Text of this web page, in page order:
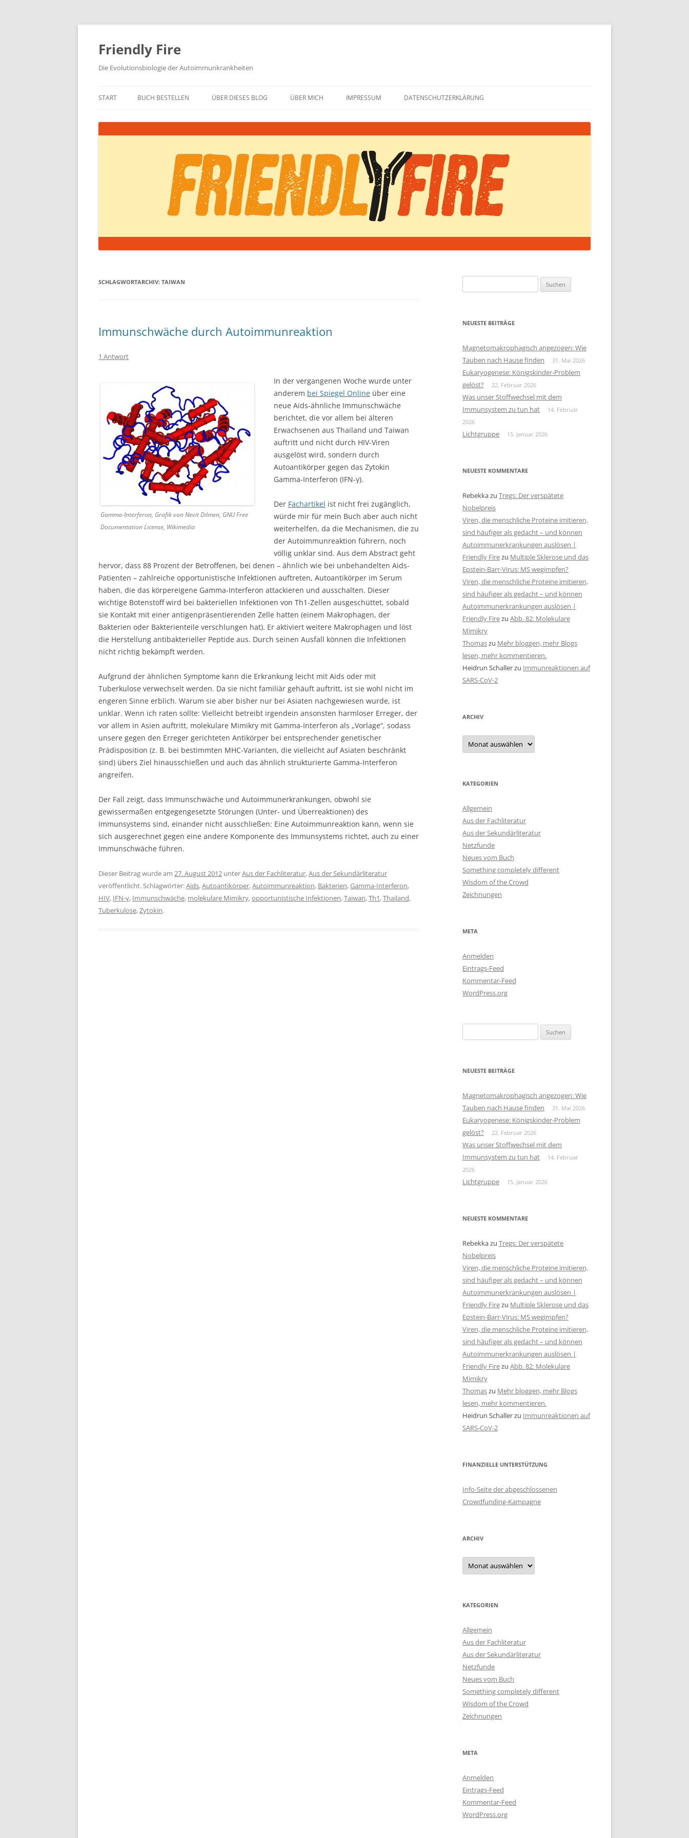
Zum
springen
Friendly Fire
Die Evolutionsbiologie der Autoimmunkrankheiten
START BUCH BESTELLEN ÜBER DIESES BLOG ÜBER MICH IMPRESSUM DATENSCHUTZERKLÄRUNG
SCHLAGWORTARCHIV: TAIWAN
Immunschwäche durch Autoimmunreaktion
1 Antwort
Gamma-Interferon, Grafik von Nevit Dilmen, GNU Free
Documentation License, Wikimedia
In der vergangenen Woche wurde unter
anderem bei Spiegel Online über eine
neue Aids-ähnliche Immunschwäche
berichtet, die vor allem bei älteren
Erwachsenen aus Thailand und Taiwan
auftritt und nicht durch HIV-Viren
ausgelöst wird, sondern durch
Autoantikörper gegen das Zytokin
Gamma-Interferon (IFN-γ).
Der Fachartikel ist nicht frei zugänglich,
würde mir für mein Buch aber auch nicht
weiterhelfen, da die Mechanismen, die zu
der Autoimmunreaktion führern, noch
völlig unklar sind. Aus dem Abstract geht
hervor, dass 88 Prozent der Betroffenen, bei denen – ähnlich wie bei unbehandelten Aids-
Patienten – zahlreiche opportunistische Infektionen auftreten, Autoantikörper im Serum
haben, die das körpereigene Gamma-Interferon attackieren und ausschalten. Dieser
wichtige Botenstoff wird bei bakteriellen Infektionen von Th1-Zellen ausgeschüttet, sobald
sie Kontakt mit einer antigenpräsentierenden Zelle hatten (einem Makrophagen, der
Bakterien oder Bakterienteile verschlungen hat). Er aktiviert weitere Makrophagen und löst
die Herstellung antibakterieller Peptide aus. Durch seinen Ausfall können die Infektionen
nicht richtig bekämpft werden.
Aufgrund der ähnlichen Symptome kann die Erkrankung leicht mit Aids oder mit
Tuberkulose verwechselt werden. Da sie nicht familiär gehäuft auftritt, ist sie wohl nicht im
engeren Sinne erblich. Warum sie aber bisher nur bei Asiaten nachgewiesen wurde, ist
unklar. Wenn ich raten sollte: Vielleicht betreibt irgendein ansonsten harmloser Erreger, der
vor allem in Asien auftritt, molekulare Mimikry mit Gamma-Interferon als „Vorlage“, sodass
unsere gegen den Erreger gerichteten Antikörper bei entsprechender genetischer
Prädisposition (z. B. bei bestimmten MHC-Varianten, die vielleicht auf Asiaten beschränkt
sind) übers Ziel hinausschießen und auch das ähnlich strukturierte Gamma-Interferon
angreifen.
Der Fall zeigt, dass Immunschwäche und Autoimmunerkrankungen, obwohl sie
gewissermaßen entgegengesetzte Störungen (Unter- und Überreaktionen) des
Immunsystems sind, einander nicht ausschließen: Eine Autoimmunreaktion kann, wenn sie
sich ausgerechnet gegen eine andere Komponente des Immunsystems richtet, auch zu einer
Immunschwäche führen.
Dieser Beitrag wurde am 27. August 2012 unterAus der Fachliteratur,Aus der Sekundärliteratur
veröffentlicht. Schlagwörter:Aids,Autoantikörper,Autoimmunreaktion, Bakterien,Gamma-Interferon,
HIV, IFN-γ, Immunschwäche, molekulare Mimikry,opportunistische Infektionen,Taiwan,Th1,Thailand,
Tuberkulose,Zytokin.
nach:
NEUESTE BEITRÄGE
Magnetomakrophagisch angezogen: Wie
Tauben nach Hause finden
31. Mai 2026
Eukaryogenese: Königskinder-Problem
gelöst?
22. Februar 2026
Was unser Stoffwechsel mit dem
Immunsystem zu tun hat
14. Februar
2026
Lichtgruppe 15. Januar 2026
NEUESTE KOMMENTARE
Rebekkazu Tregs: Der verspätete
Nobelpreis
Viren, die menschliche Proteine imitieren,
sind häufiger als gedacht – und können
Autoimmunerkrankungen auslösen |
Friendly Firezu Multiple Sklerose und das
Epstein-Barr-Virus: MS wegimpfen?
Viren, die menschliche Proteine imitieren,
sind häufiger als gedacht – und können
Autoimmunerkrankungen auslösen |
Friendly Firezu Abb. 82: Molekulare
Mimikry
Thomaszu Mehr bloggen, mehr Blogs
lesen, mehr kommentieren.
Heidrun Schallerzu Immunreaktionen auf
SARS-CoV-2
ARCHIV
Archiv
KATEGORIEN
Allgemein
Aus der Fachliteratur
Aus der Sekundärliteratur
Netzfunde
Neues vom Buch
Something completely different
Wisdom of the Crowd
Zeichnungen
META
Anmelden
Eintrags-Feed
Kommentar-Feed
WordPress.org
nach:
NEUESTE BEITRÄGE
Magnetomakrophagisch angezogen: Wie
Tauben nach Hause finden
31. Mai 2026
Eukaryogenese: Königskinder-Problem
gelöst?
22. Februar 2026
Was unser Stoffwechsel mit dem
Immunsystem zu tun hat
14. Februar
2026
Lichtgruppe 15. Januar 2026
NEUESTE KOMMENTARE
Rebekkazu Tregs: Der verspätete
Nobelpreis
Viren, die menschliche Proteine imitieren,
sind häufiger als gedacht – und können
Autoimmunerkrankungen auslösen |
Friendly Firezu Multiple Sklerose und das
Epstein-Barr-Virus: MS wegimpfen?
Viren, die menschliche Proteine imitieren,
sind häufiger als gedacht – und können
Autoimmunerkrankungen auslösen |
Friendly Firezu Abb. 82: Molekulare
Mimikry
Thomaszu Mehr bloggen, mehr Blogs
lesen, mehr kommentieren.
Heidrun Schallerzu Immunreaktionen auf
SARS-CoV-2
FINANZIELLE UNTERSTÜTZUNG
Info-Seite der abgeschlossenen
Crowdfunding-Kampagne
ARCHIV
Archiv
KATEGORIEN
Allgemein
Aus der Fachliteratur
Aus der Sekundärliteratur
Netzfunde
Neues vom Buch
Something completely different
Wisdom of the Crowd
Zeichnungen
META
Anmelden
Eintrags-Feed
Kommentar-Feed
WordPress.org